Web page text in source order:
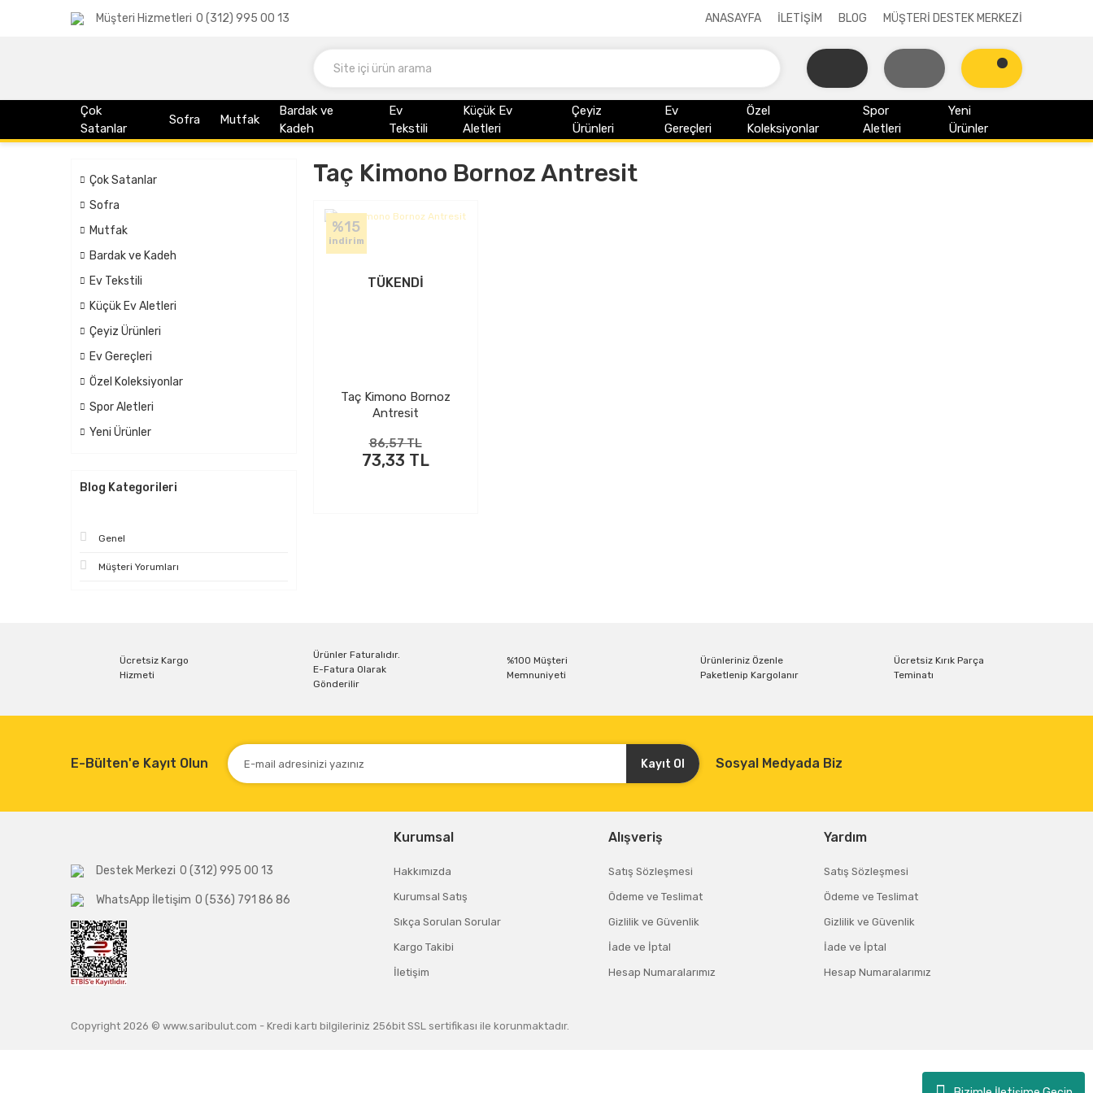
Müşteri Hizmetleri 0 (312) 995 00 13 ANASAYFA İLETİŞİM BLOG MÜŞTERİ DESTEK MERKEZİ
Çok
Satanlar
Sofra Mutfak
Bardak ve
Kadeh
Ev
Tekstili
Küçük Ev
Aletleri
Çeyiz
Ürünleri
Ev
Gereçleri
Özel
Koleksiyonlar
Spor
Aletleri
Yeni
Ürünler
Çok Satanlar
Sofra
Mutfak
Bardak ve Kadeh
Ev Tekstili
Küçük Ev Aletleri
Çeyiz Ürünleri
Ev Gereçleri
Özel Koleksiyonlar
Spor Aletleri
Yeni Ürünler
Blog Kategorileri
Genel
Müşteri Yorumları
Taç Kimono Bornoz Antresit
%15
indirim
TÜKENDİ
Taç Kimono Bornoz
Antresit
86,57 TL
73,33 TL
Ücretsiz Kargo
Hizmeti
Ürünler Faturalıdır.
E-Fatura Olarak
Gönderilir
%100 Müşteri
Memnuniyeti
Ürünleriniz Özenle
Paketlenip Kargolanır
Ücretsiz Kırık Parça
Teminatı
E-Bülten'e Kayıt Olun Kayıt Ol Sosyal Medyada Biz
Destek Merkezi 0 (312) 995 00 13
WhatsApp İletişim 0 (536) 791 86 86
Kurumsal
Hakkımızda
Kurumsal Satış
Sıkça Sorulan Sorular
Kargo Takibi
İletişim
Alışveriş
Satış Sözleşmesi
Ödeme ve Teslimat
Gizlilik ve Güvenlik
İade ve İptal
Hesap Numaralarımız
Yardım
Satış Sözleşmesi
Ödeme ve Teslimat
Gizlilik ve Güvenlik
İade ve İptal
Hesap Numaralarımız
Copyright 2026 © www.saribulut.com - Kredi kartı bilgileriniz 256bit SSL sertifikası ile korunmaktadır.